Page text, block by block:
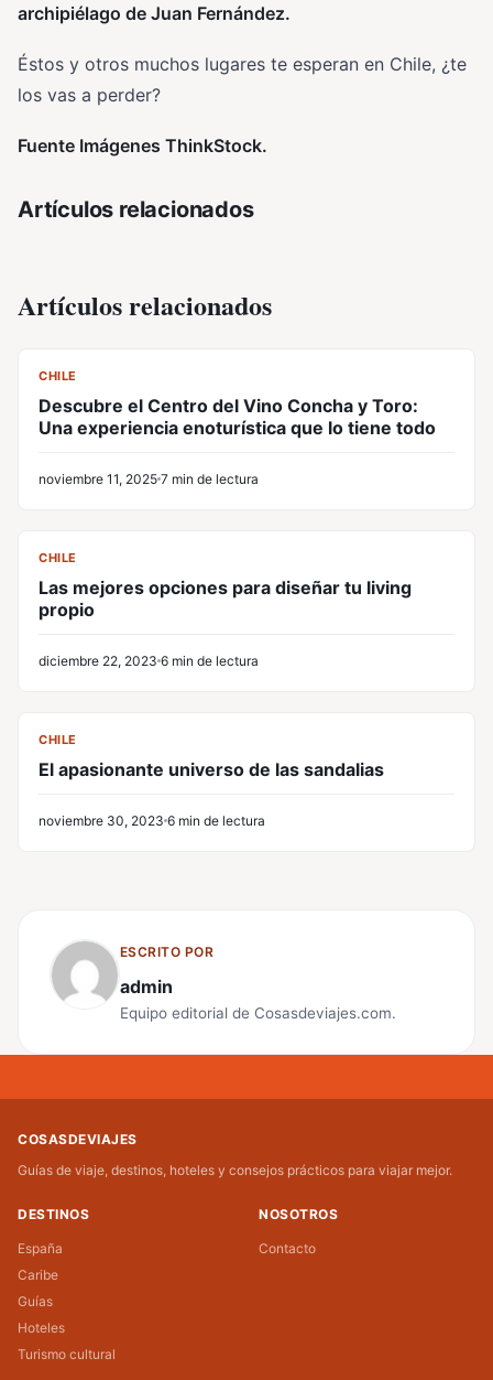
archipiélago de Juan Fernández.
Éstos y otros muchos lugares te esperan en Chile, ¿te
los vas a perder?
Fuente Imágenes ThinkStock.
Artículos relacionados
Artículos relacionados
CHILE
Descubre el Centro del Vino Concha y Toro:
Una experiencia enoturística que lo tiene todo
noviembre 11, 2025 7 min de lectura
CHILE
Las mejores opciones para diseñar tu living
propio
diciembre 22, 2023 6 min de lectura
CHILE
El apasionante universo de las sandalias
noviembre 30, 2023 6 min de lectura
ESCRITO POR
admin
Equipo editorial de Cosasdeviajes.com.
COSASDEVIAJES
Guías de viaje, destinos, hoteles y consejos prácticos para viajar mejor.
DESTINOS
España
Caribe
Guías
Hoteles
Turismo cultural
NOSOTROS
Contacto